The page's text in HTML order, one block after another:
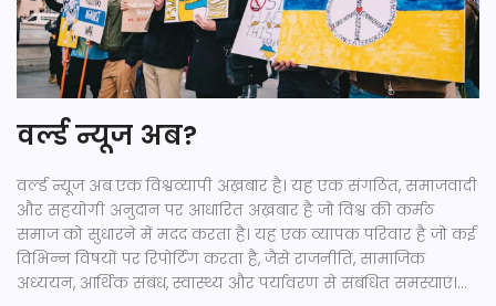
वर्ल्ड न्यूज अब?
वर्ल्ड न्यूज अब एक विश्वव्यापी अख़बार है। यह एक संगठित, समाजवादी
और सहयोगी अनुदान पर आधारित अख़बार है जो विश्व की कर्मठ
समाज को सुधारने में मदद करता है। यह एक व्यापक परिवार है जो कई
विभिन्न विषयों पर रिपोर्टिंग करता है, जैसे राजनीति, सामाजिक
अध्ययन, आर्थिक संबंध, स्वास्थ्य और पर्यावरण से संबंधित समस्याएं।